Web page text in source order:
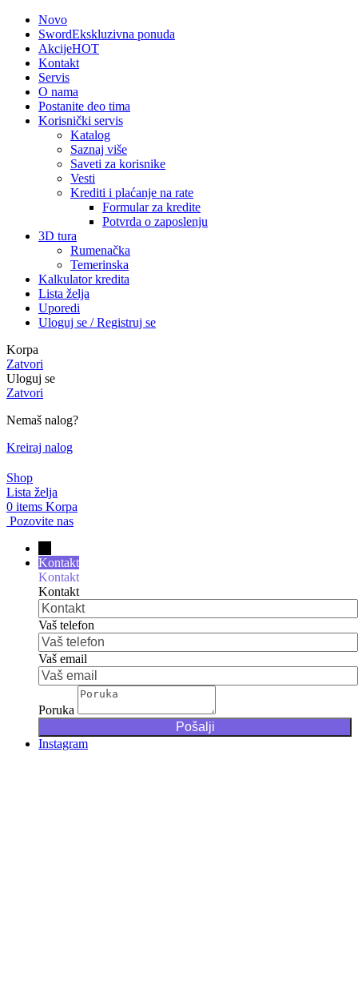
Novo
SwordEkskluzivna ponuda
AkcijeHOT
Kontakt
Servis
O nama
Postanite deo tima
Korisnički servis
Katalog
Saznaj više
Saveti za korisnike
Vesti
Krediti i plaćanje na rate
Formular za kredite
Potvrda o zaposlenju
3D tura
Rumenačka
Temerinska
Kalkulator kredita
Lista želja
Uporedi
Uloguj se / Registruj se
Korpa
Zatvori
Uloguj se
Zatvori
Nemaš nalog?
Kreiraj nalog
Shop
Lista želja
0 items Korpa
Pozovite nas
Kontakt
Kontakt
Kontakt
Vaš telefon
Vaš email
Poruka
Instagram